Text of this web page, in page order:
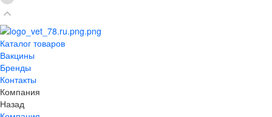
Каталог товаров
Вакцины
Бренды
Контакты
Компания
Назад